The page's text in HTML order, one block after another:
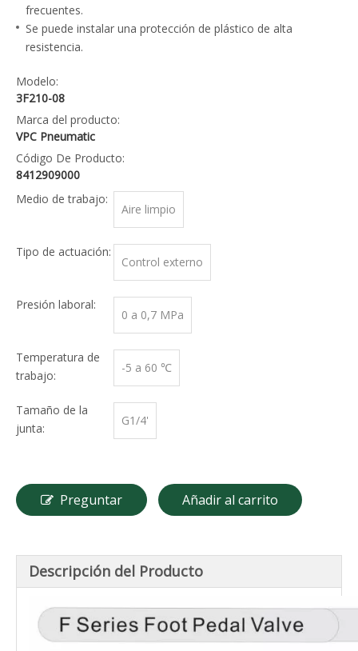
frecuentes.
Se puede instalar una protección de plástico de alta
resistencia.
Modelo:
3F210-08
Marca del producto:
VPC Pneumatic
Código De Producto:
8412909000
Medio de trabajo:
Aire limpio
Tipo de actuación:
Control externo
Presión laboral:
0 a 0,7 MPa
Temperatura de
trabajo:
-5 a 60 ℃
Tamaño de la
junta:
G1/4'
Preguntar Añadir al carrito
Descripción del Producto